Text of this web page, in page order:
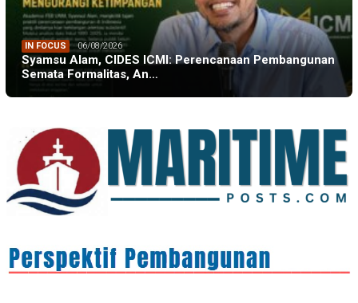
IN FOCUS 06/08/2026
Syamsu Alam, CIDES ICMI: Perencanaan Pembangunan
Semata Formalitas, An…